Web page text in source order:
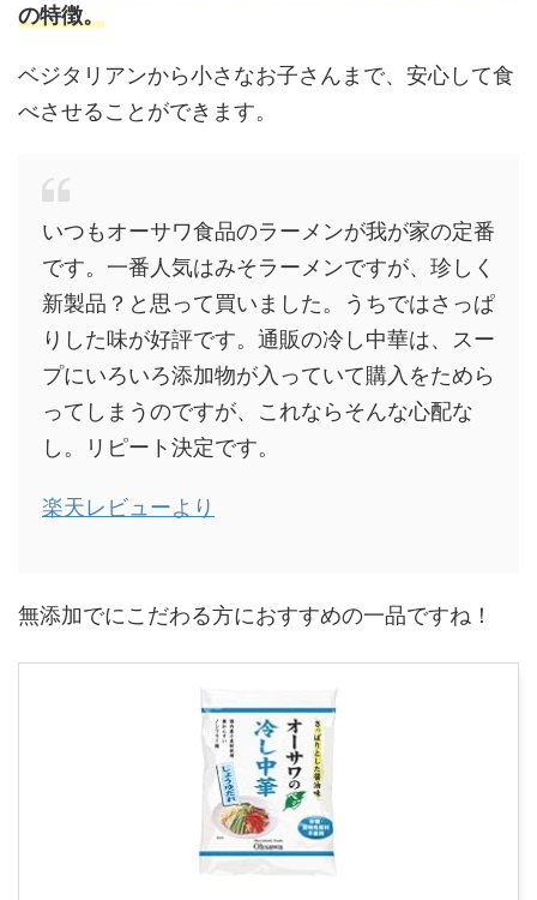
の特徴。
ベジタリアンから小さなお子さんまで、安心して食
べさせることができます。
いつもオーサワ食品のラーメンが我が家の定番
です。一番人気はみそラーメンですが、珍しく
新製品？と思って買いました。うちではさっぱ
りした味が好評です。通販の冷し中華は、スー
プにいろいろ添加物が入っていて購入をためら
ってしまうのですが、これならそんな心配な
し。リピート決定です。
楽天レビューより
無添加でにこだわる方におすすめの一品ですね！